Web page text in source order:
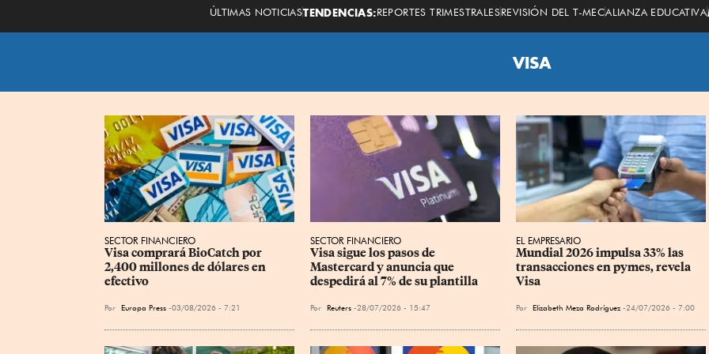
ÚLTIMAS NOTICIASTENDENCIAS:REPORTES TRIMESTRALESREVISIÓN DEL T-MECALIANZA EDUCATIVA
VISA
SECTOR FINANCIERO
Visa comprará BioCatch por
2,400 millones de dólares en
efectivo
Por Europa Press 03/08/2026 - 7:21
SECTOR FINANCIERO
Visa sigue los pasos de
Mastercard y anuncia que
despedirá al 7% de su plantilla
Por Reuters 28/07/2026 - 15:47
EL EMPRESARIO
Mundial 2026 impulsa 33% las
transacciones en pymes, revela
Visa
Por Elizabeth Meza Rodríguez 24/07/2026 - 7:00